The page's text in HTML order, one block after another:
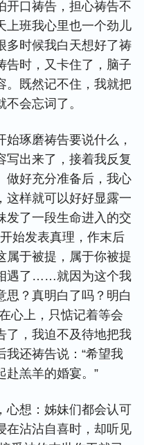
开口祷告，担心祷告不
上班我心里也一个劲儿
多时候我白天想好了祷
告时，又卡住了，脑子
。既然记不住，我就把
会忘词了。
琢磨祷告要说什么，
写出来了，接着我反复
做好充分准备后，我心
这样就可以好好显露一
发了一段生命进入的交
始发表真理，作末后
属于被提，属于你被提
遇了……就因为这个我
思？真明白了吗？明白
心上，只惦记着等会
了，我迫不及待地把我
我还祷告说：“希望我
赴羔羊的婚宴。”
心想：姊妹们都会认可
在沾沾自喜时，却听见